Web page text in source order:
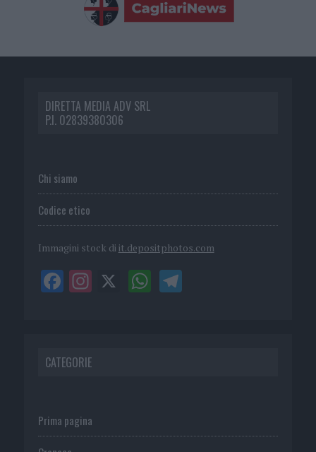
DIRETTA MEDIA ADV SRL
P.I. 02839380306
Chi siamo
Codice etico
Immagini stock di it.depositphotos.com
CATEGORIE
Prima pagina